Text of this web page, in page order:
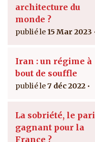
architecture du
monde ?
15 Mar 2023
Iran : un régime à
bout de souffle
7 déc 2022
La sobriété, le pari
gagnant pour la
France ?